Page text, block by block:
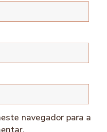
navegador para a